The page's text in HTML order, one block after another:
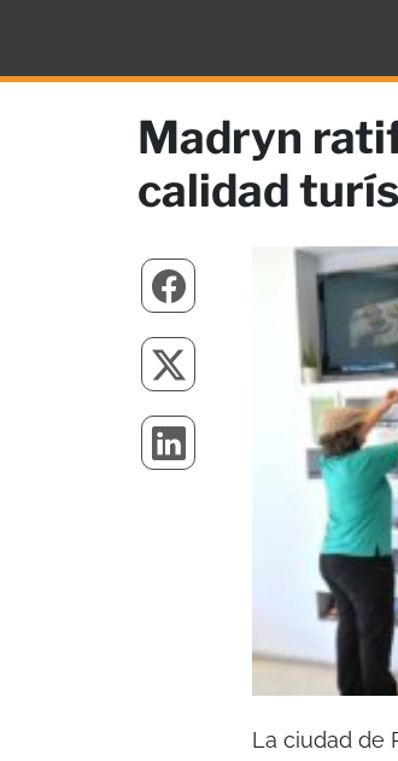
Madryn
calidad
La ciudad de